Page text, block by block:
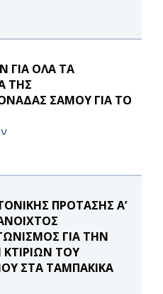
ΓΙΑ ΟΛΑ ΤΑ
ΤΗΣ
ΣΑΜΟΥ ΓΙΑ ΤΟ
ΠΡΟΤΑΣΗΣ Α’
ΓΙΑ ΤΗΝ
ΤΟΥ
ΣΤΑ ΤΑΜΠΑΚΙΚΑ